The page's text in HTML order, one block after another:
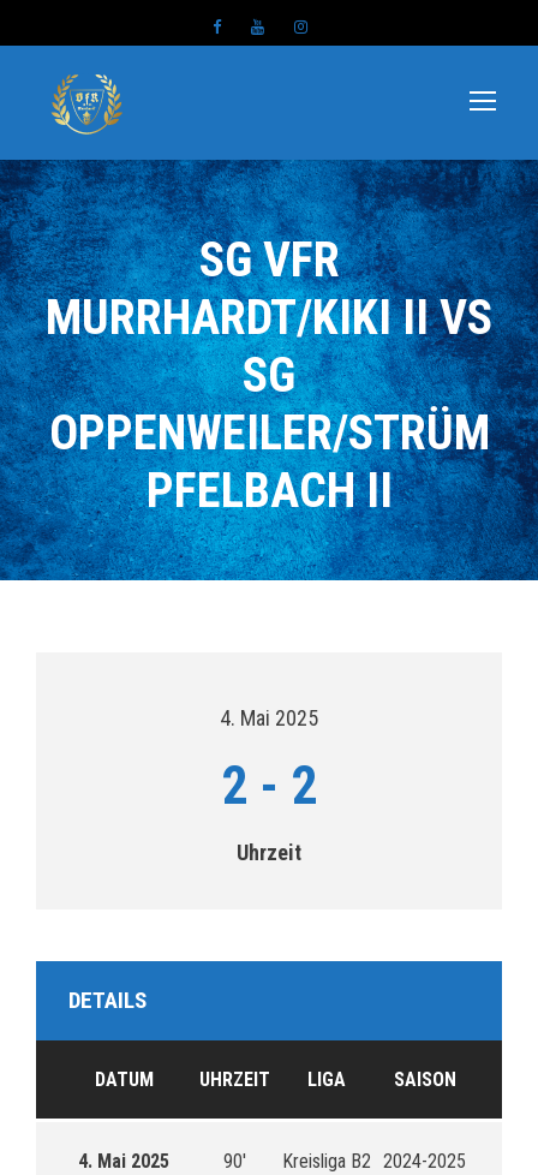
SG VFR
MURRHARDT/KIKI II VS
SG
OPPENWEILER/STRÜM
PFELBACH II
4. Mai 2025
2 - 2
Uhrzeit
DETAILS
DATUM UHRZEIT LIGA SAISON
4. Mai 2025 90' Kreisliga B2 2024-2025